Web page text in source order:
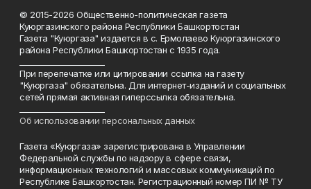
© 2015-2026 Общественно-политическая газета
Куюргазинского района Республики Башкортостан
Газета "Куюргаза" издается в с. Ермолаево Куюргазинского
района Республики Башкортостан с 1935 года.
При перепечатке или цитировании ссылка на газету
"Куюргаза" обязательна. Для интернет-изданий и социальных
сетей прямая активная гиперссылка обязательна.
Об использовании персональных данных
Газета «Куюргаза» зарегистрирована в Управлении
Федеральной службы по надзору в сфере связи,
информационных технологий и массовых коммуникаций по
Республике Башкортостан. Регистрационный номер ПИ № ТУ